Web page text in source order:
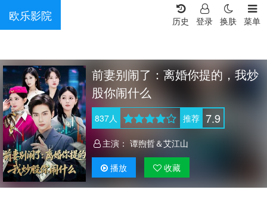
欧乐影院 菜单
换肤
登录
历史
前妻别闹了：离婚你提的，我炒
股你闹什么
837人 推荐 7.9
主演： 谭煦哲＆艾江山
播放 收藏